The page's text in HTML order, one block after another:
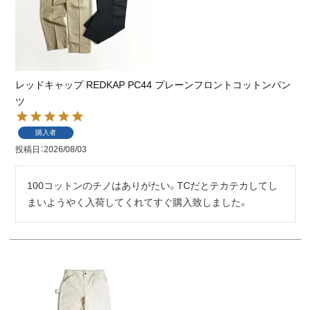
レッドキャップ REDKAP PC44 プレーンフロントコットンパン
ツ
購入者
投稿日 2026/08/03
100コットンのチノはありがたい。TCだとテカテカしてし
まいようやく入荷してくれてすぐ購入致しました。